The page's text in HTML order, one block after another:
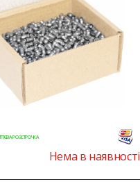
РОЗСТРОЧКА
Нема в наявності